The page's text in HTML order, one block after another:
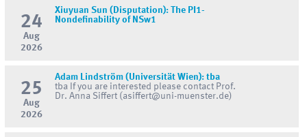
24
Aug
2026
Xiuyuan Sun (Disputation): The PI1-
Nondefinability of NSw1
25
Aug
2026
Adam Lindström (Universität Wien): tba
tba If you are interested please contact Prof.
Dr. Anna Siffert (asiffert@uni-muenster.de)